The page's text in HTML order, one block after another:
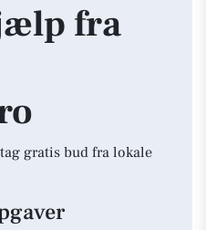
fra
gratis bud fra lokale